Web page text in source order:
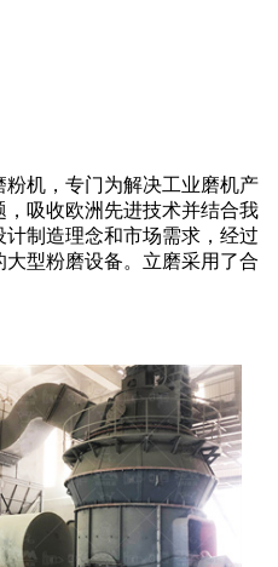
机，专门为解决工业磨机产
吸收欧洲先进技术并结合我
制造理念和市场需求，经过
型粉磨设备。立磨采用了合